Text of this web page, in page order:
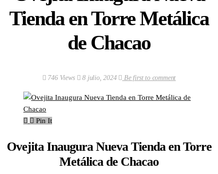
Tienda en Torre Metálica
de Chacao
746 Views 8 julio, 2024 Be first to comment
Pin It
Ovejita Inaugura Nueva Tienda en Torre
Metálica de Chacao